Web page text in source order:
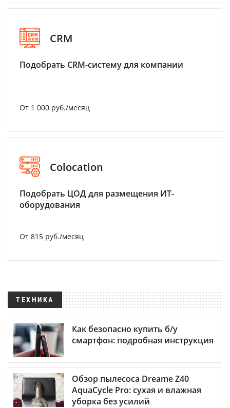
CRM
Подобрать CRM-систему для компании
От 1 000 руб./месяц
Colocation
Подобрать ЦОД для размещения ИТ-
оборудования
От 815 руб./месяц
ТЕХНИКА
Как безопасно купить б/у
смартфон: подробная инструкция
Обзор пылесоса Dreame Z40
AquaCycle Pro: сухая и влажная
уборка без усилий